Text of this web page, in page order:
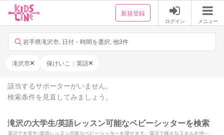
新規登録
ログイン メニュー
岩手県滝沢市, 日付・時間を選択, 他3件
滝沢市 保けいこ：英語
該当するサポーターがいません。
検索条件を見直してみましょう。
滝沢の大学生/英語レッスン可能なベビーシッターを検索
滝沢で大学生/英語レッスン可能なベビーシッターを探せます。滝沢で様々なスキルを持った